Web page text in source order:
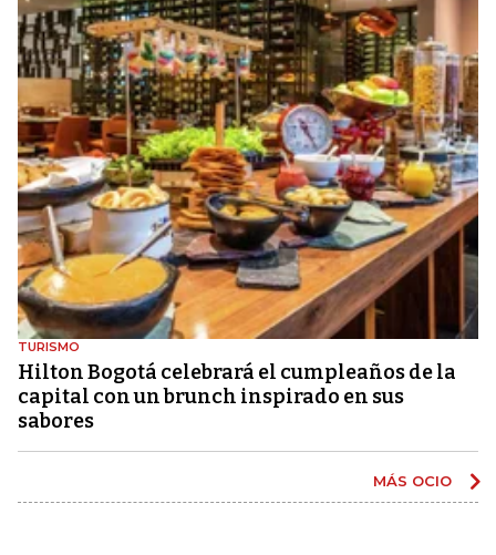
TURISMO
Hilton Bogotá celebrará el cumpleaños de la
capital con un brunch inspirado en sus
sabores
MÁS OCIO